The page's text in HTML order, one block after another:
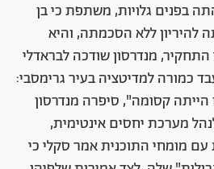
בפנים גלויות, משתפת כי בן
להיריון ללא הסכמתה, והיא
מנדרסון שודכה לבראדלי
כמורה למדיטציה בעיר גרימסבי:
קסומה", סיפרה מנדרסון
מערכת יחסים אינטימית,
מומחי התוכנית אמר סקלי כי